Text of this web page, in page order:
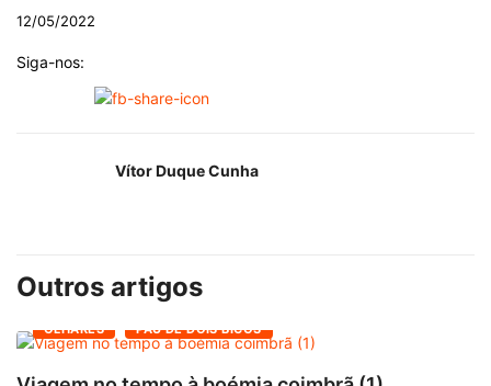
12/05/2022
Siga-nos:
Vítor Duque Cunha
Outros artigos
OLHARES PAU DE DOIS BICOS